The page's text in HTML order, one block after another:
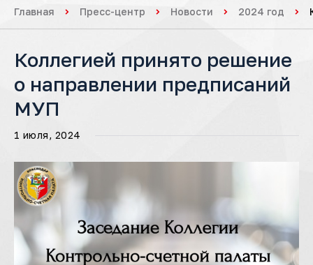
Главная Пресс-центр Новости 2024 год
Коллегией принято решение
о направлении предписаний
МУП
1 июля, 2024